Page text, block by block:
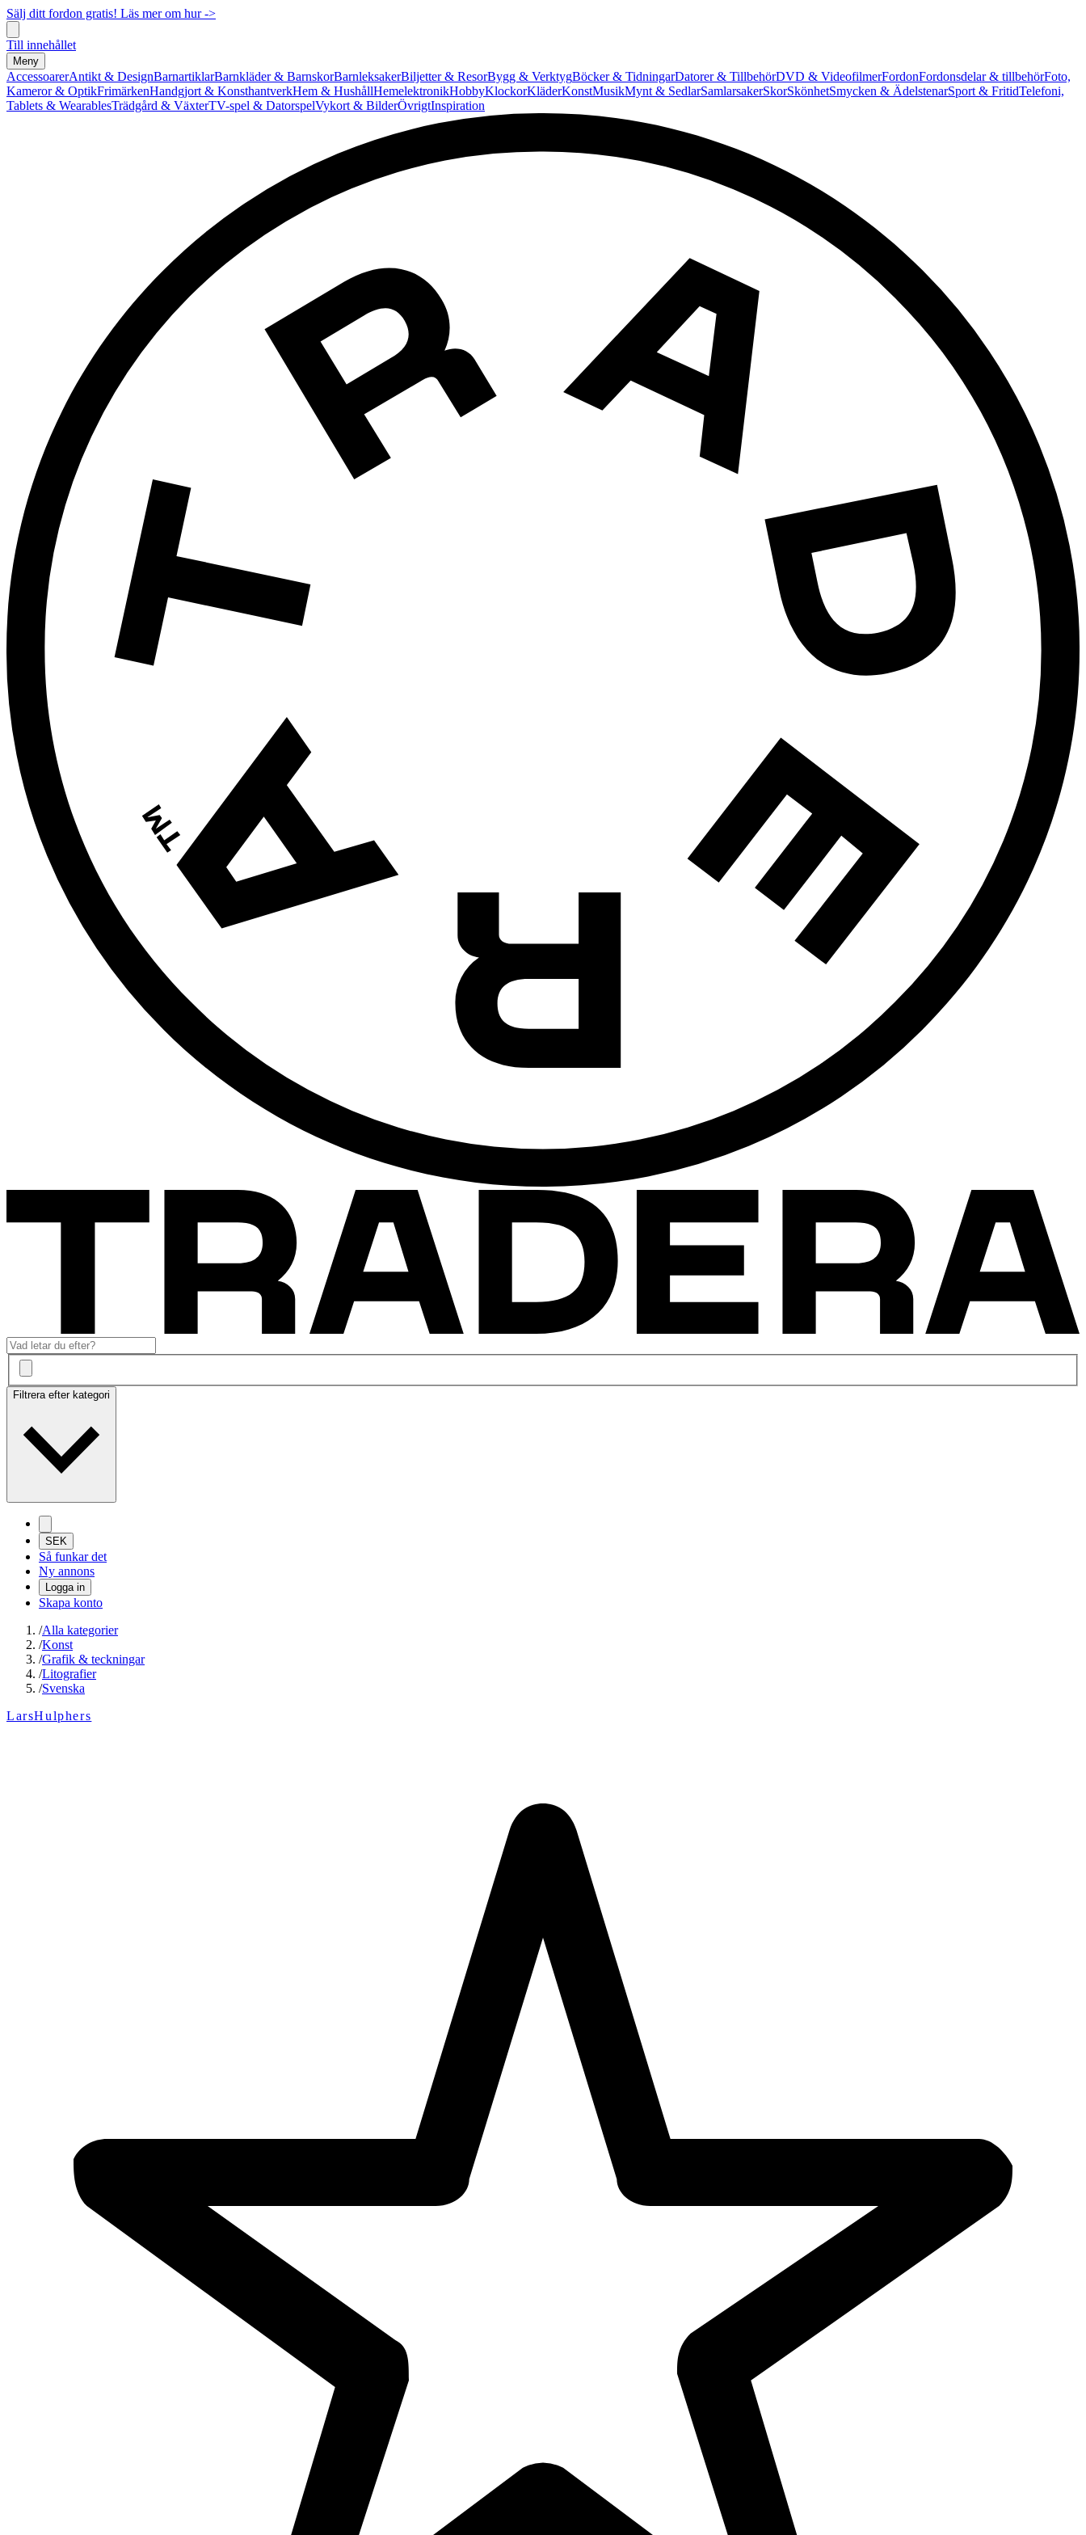
Sälj ditt fordon gratis! Läs mer om hur ->
Till innehållet
Meny
AccessoarerAntikt & DesignBarnartiklarBarnkläder & BarnskorBarnleksakerBiljetter & ResorBygg & VerktygBöcker & TidningarDatorer & TillbehörDVD & VideofilmerFordonFordonsdelar & tillbehörFoto,
Kameror & OptikFrimärkenHandgjort & KonsthantverkHem & HushållHemelektronikHobbyKlockorKläderKonstMusikMynt & SedlarSamlarsakerSkorSkönhetSmycken & ÄdelstenarSport & FritidTelefoni,
Tablets & WearablesTrädgård & VäxterTV-spel & DatorspelVykort & BilderÖvrigtInspiration
Filtrera efter kategori
SEK
Så funkar det
Ny annons
Logga in
Skapa konto
/Alla kategorier
/Konst
/Grafik & teckningar
/Litografier
/Svenska
LarsHulphers